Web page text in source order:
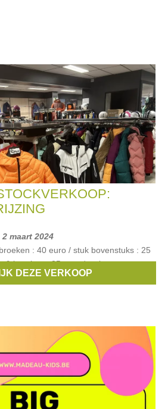
maart 2024
: 40 euro / stuk bovenstuks : 25
& broeken : 25 euro / stuk
,Lutha
DEZE VERKOOP